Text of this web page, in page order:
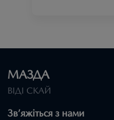
МАЗДА
ВІДІ СКАЙ
Зв’яжіться з нами